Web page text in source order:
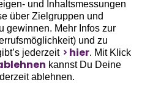
und
dass die
unter dem
sind.
liegen
da sie die
und Inhaltsmessungen
über Zielgruppen und
gewinnen. Mehr Infos zur
und zu
jederzeit
hier. Mit Klick
kannst Du Deine
ablehnen.